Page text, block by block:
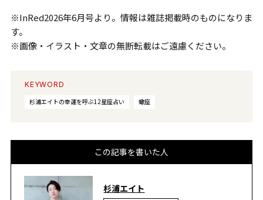
※InRed2026年6月号より。情報は雑誌掲載時のものになりま
す。
※画像・イラスト・文章の無断転載はご遠慮ください。
KEYWORD
杉浦エイトの幸運を呼ぶ12星座占い
蠍座
この記事を書いた人
杉浦エイト